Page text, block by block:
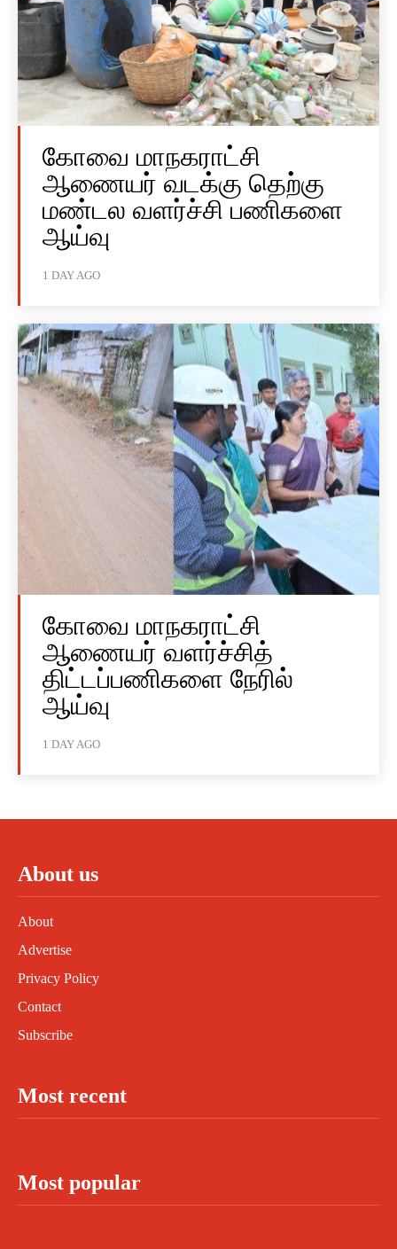
கோவை மாநகராட்சி
ஆணையர் வடக்கு தெற்கு
மண்டல வளர்ச்சி பணிகளை
ஆய்வு
1 DAY AGO
கோவை மாநகராட்சி
ஆணையர் வளர்ச்சித்
திட்டப்பணிகளை நேரில்
ஆய்வு
1 DAY AGO
About us
About
Advertise
Privacy Policy
Contact
Subscribe
Most recent
Most popular